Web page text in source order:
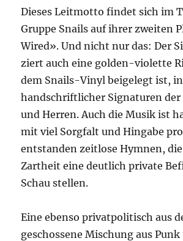
Dieses Leitmotto findet sich im
Gruppe Snails auf ihrer zweiten
Wired». Und nicht nur das: Der
ziert auch eine golden-violette
dem Snails-Vinyl beigelegt ist,
handschriftlicher Signaturen der
und Herren. Auch die Musik ist
mit viel Sorgfalt und Hingabe
entstanden zeitlose Hymnen,
Zartheit eine deutlich private
Schau stellen.
Eine ebenso privatpolitisch aus
geschossene Mischung aus